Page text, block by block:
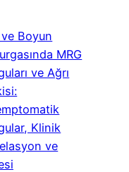
Belirtileri:
Boyun
Fıtığı
mı
Omurilik
Baskısı
mı?
Boyun
MRG
ve Ağrı
Klinik
ve